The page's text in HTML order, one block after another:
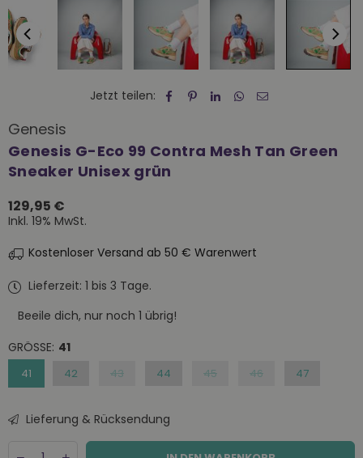
Jetzt teilen:
Genesis
Genesis G-Eco 99 Contra Mesh Tan Green
Sneaker Unisex grün
Normaler
Preis
129,95 €
Inkl. 19% MwSt.
Kostenloser Versand ab 50 € Warenwert
Lieferzeit: 1 bis 3 Tage.
Beeile dich, nur noch 1 übrig!
GRÖSSE: 41
41 42 43 44 45 46 47
Lieferung & Rücksendung